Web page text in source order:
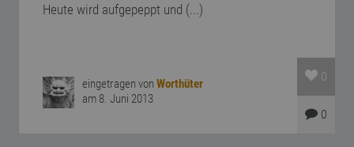
Heute wird aufgepeppt und (...)
eingetragen vonWorthüter
am 8. Juni 2013
0
0